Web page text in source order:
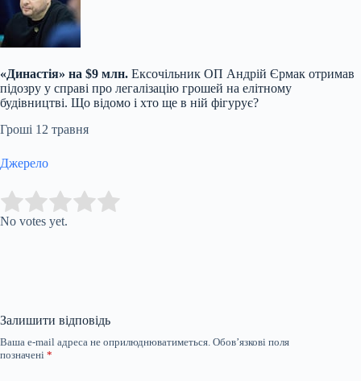
«Династія» на $9 млн. Ексочільник ОП Андрій Єрмак отримав
підозру у справі про легалізацію грошей на елітному
будівництві. Що відомо і хто ще в ній фігурує?
Гроші 12 травня
Джерело
Rate this item:
No votes yet.
Залишити відповідь
Ваша e-mail адреса не оприлюднюватиметься. Обов’язкові поля
позначені *